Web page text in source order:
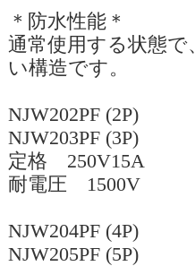
＊防水性能＊
通常使用する状態で
い構造です。
NJW202PF (2P)
NJW203PF (3P)
定格 250V15A
耐電圧 1500V
NJW204PF (4P)
NJW205PF (5P)